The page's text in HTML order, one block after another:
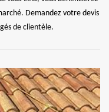
Demandez votre devis
de clientèle.